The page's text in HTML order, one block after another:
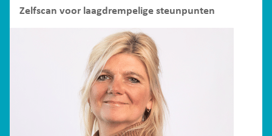
Zelfscan voor laagdrempelige steunpunten